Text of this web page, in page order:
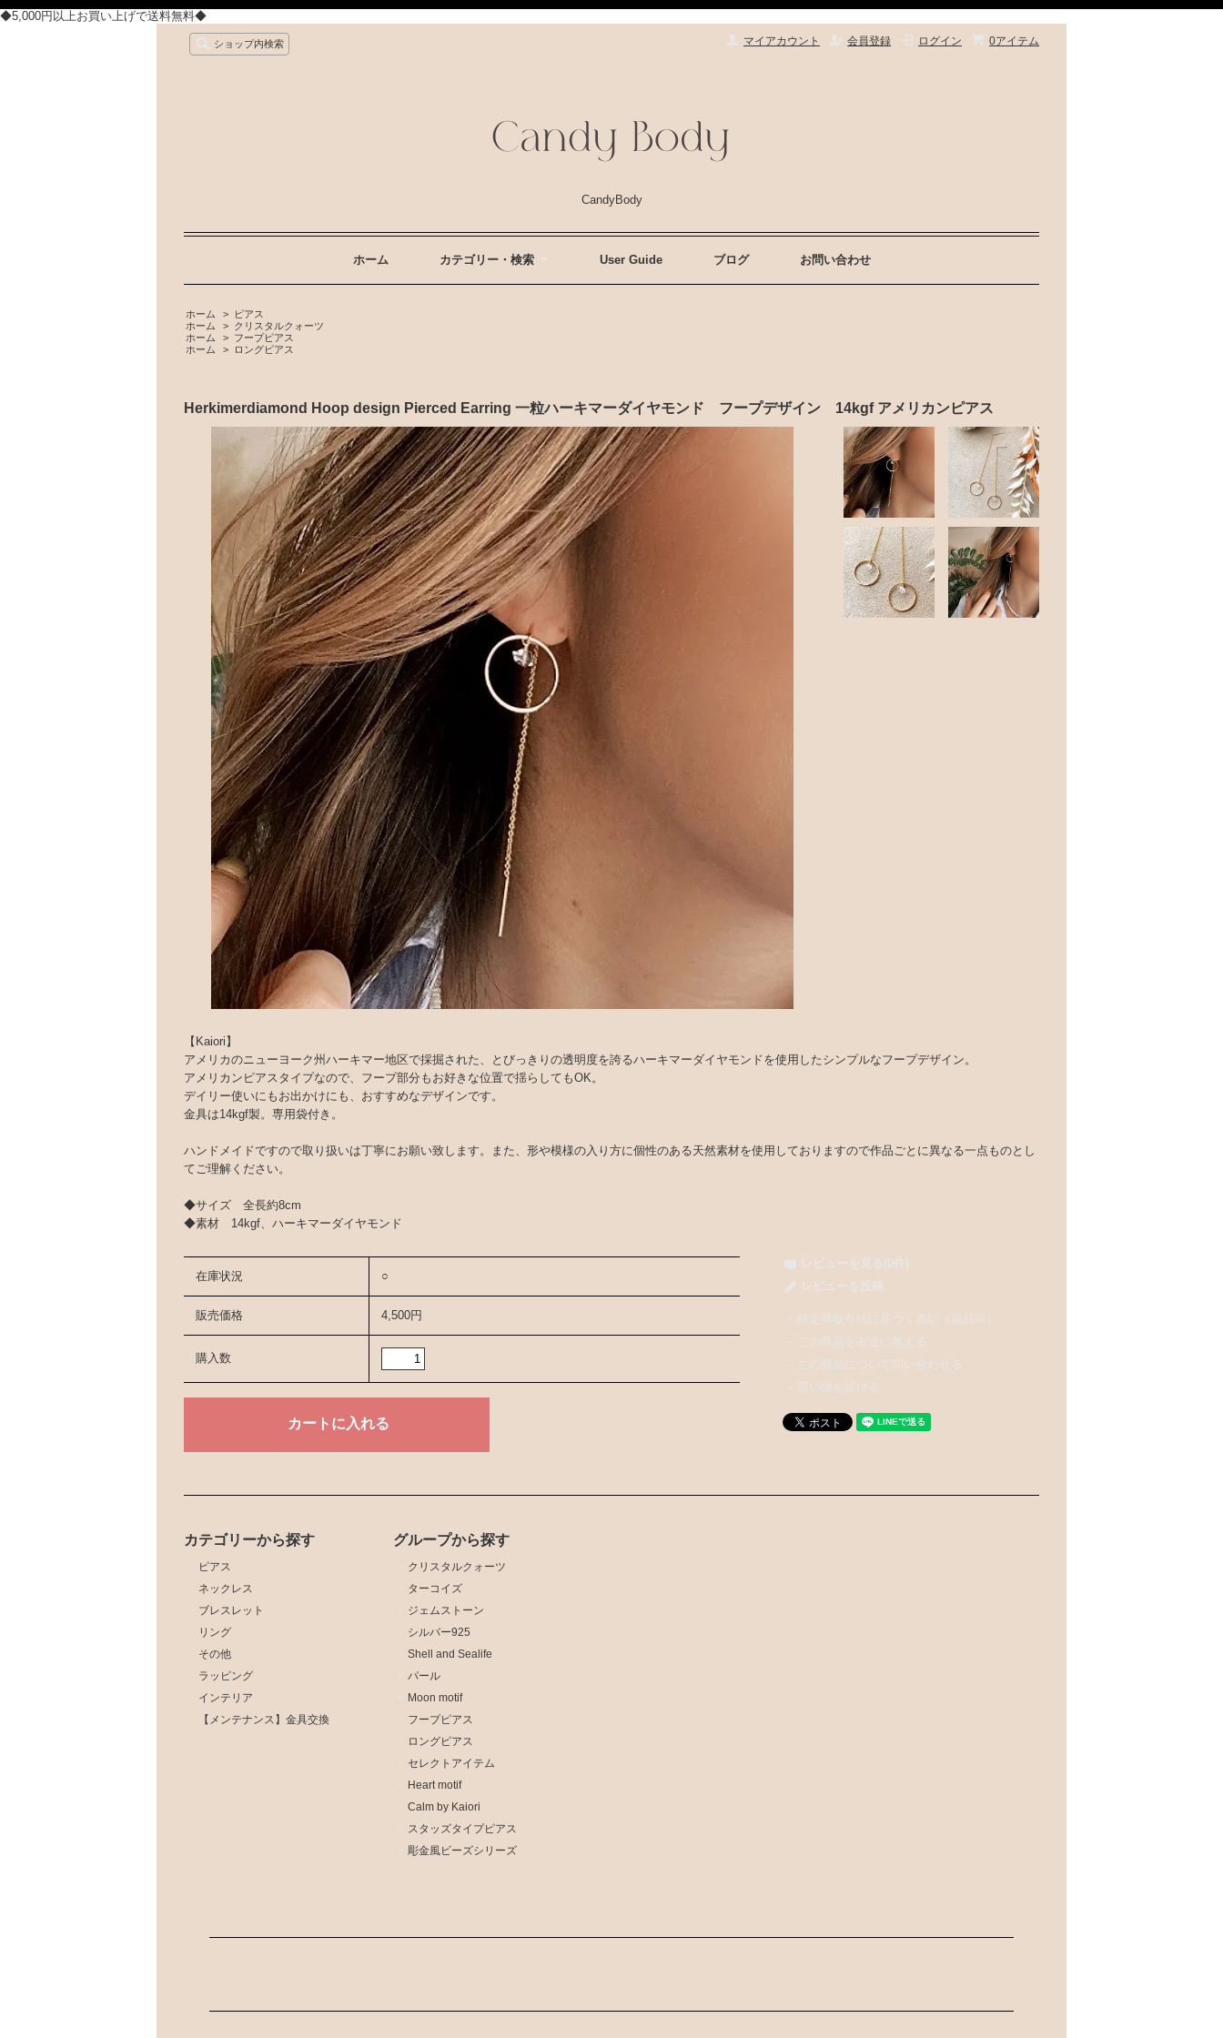
◆5,000円以上お買い上げで送料無料◆
0アイテム
ログイン
会員登録
マイアカウント
ショップ内検索
CandyBody
ホーム カテゴリー・検索 User Guide ブログ お問い合わせ
ホーム >
ピアス
ホーム
> クリスタルクォーツ
ホーム
> フープピアス
ホーム
> ロングピアス
Herkimerdiamond Hoop design Pierced Earring 一粒ハーキマーダイヤモンド フープデザイン 14kgf アメリカンピアス
【Kaiori】
アメリカのニューヨーク州ハーキマー地区で採掘された、とびっきりの透明度を誇るハーキマーダイヤモンドを使用したシンプルなフープデザイン。
アメリカンピアスタイプなので、フープ部分もお好きな位置で揺らしてもOK。
デイリー使いにもお出かけにも、おすすめなデザインです。
金具は14kgf製。専用袋付き。
ハンドメイドですので取り扱いは丁寧にお願い致します。また、形や模様の入り方に個性のある天然素材を使用しておりますので作品ごとに異なる一点ものとし
てご理解ください。
◆サイズ 全長約8cm
◆素材 14kgf、ハーキマーダイヤモンド
在庫状況 ○
販売価格 4,500円
購入数
レビューを見る(0件)
レビューを投稿
特定商取引法に基づく表記（返品等）
この商品を友達に教える
この商品について問い合わせる
買い物を続ける
カテゴリーから探す
ピアス
ネックレス
ブレスレット
リング
その他
ラッピング
インテリア
【メンテナンス】金具交換
グループから探す
クリスタルクォーツ
ターコイズ
ジェムストーン
シルバー925
Shell and Sealife
パール
Moon motif
フープピアス
ロングピアス
セレクトアイテム
Heart motif
Calm by Kaiori
スタッズタイプピアス
彫金風ビーズシリーズ